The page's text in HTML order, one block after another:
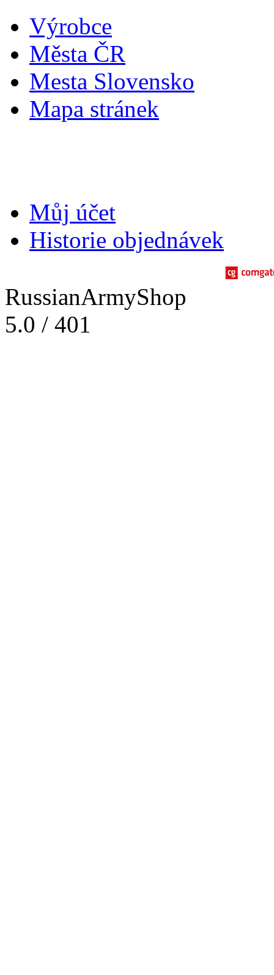
Výrobce
Města ČR
Mesta Slovensko
Mapa stránek
Můj účet
Historie objednávek
RussianArmyShop
5.0 / 401